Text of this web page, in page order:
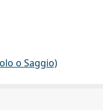
o Saggio)